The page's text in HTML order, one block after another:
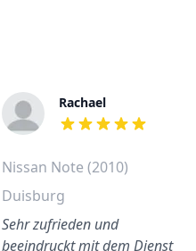
Rachael
out of 5 stars
Nissan Note (2010)
Duisburg
Sehr zufrieden und
beeindruckt mit dem Dienst